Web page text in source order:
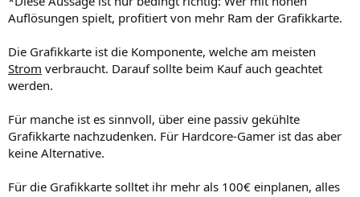
Auflösungen spielt, profitiert von mehr Ram der Grafikkarte.
Die Grafikkarte ist die Komponente, welche am meisten
Strom verbraucht. Darauf sollte beim Kauf auch geachtet
werden.
Für manche ist es sinnvoll, über eine passiv gekühlte
Grafikkarte nachzudenken. Für Hardcore-Gamer ist das aber
keine Alternative.
Für die Grafikkarte solltet ihr mehr als 100€ einplanen, alles